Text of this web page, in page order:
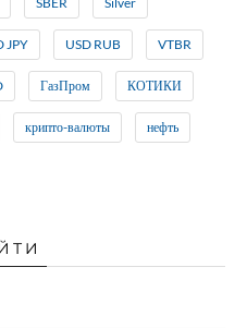
JPY USD RUB VTBR
ГазПром КОТИКИ
крипто-валюты нефть